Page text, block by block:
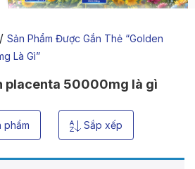
/ Sản Phẩm Được Gắn Thẻ “golden
Là Gì”
placenta 50000mg là gì
phẩm Sắp xếp